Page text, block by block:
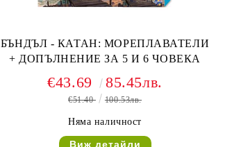
БЪНДЪЛ - КАТАН: МОРЕПЛАВАТЕЛИ
+ ДОПЪЛНЕНИЕ ЗА 5 И 6 ЧОВЕКА
€43.69 85.45лв.
€51.40 100.53лв.
Няма наличност
Виж детайли